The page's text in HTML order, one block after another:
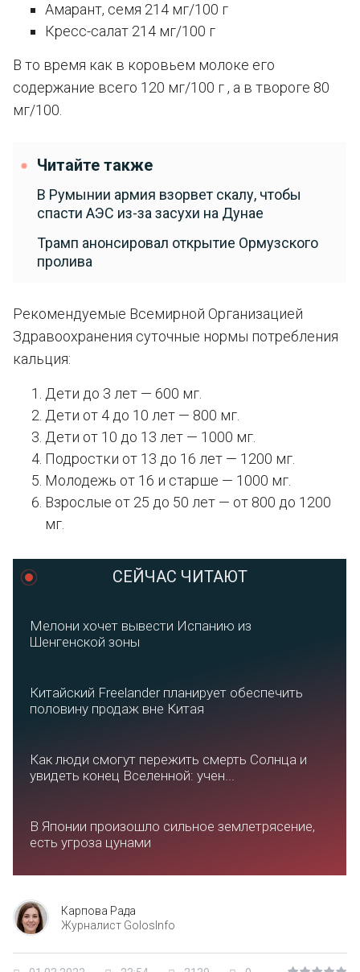
Амарант, семя 214 мг/100 г
Кресс-салат 214 мг/100 г
В то время как в коровьем молоке его
содержание всего 120 мг/100 г , а в твороге 80
мг/100.
Читайте также
В Румынии армия взорвет скалу, чтобы
спасти АЭС из-за засухи на Дунае
Трамп анонсировал открытие Ормузского
пролива
Рекомендуемые Всемирной Организацией
Здравоохранения суточные нормы потребления
кальция:
Дети до 3 лет — 600 мг.
Дети от 4 до 10 лет — 800 мг.
Дети от 10 до 13 лет — 1000 мг.
Подростки от 13 до 16 лет — 1200 мг.
Молодежь от 16 и старше — 1000 мг.
Взрослые от 25 до 50 лет — от 800 до 1200
мг.
СЕЙЧАС ЧИТАЮТ
Мелони хочет вывести Испанию из
Шенгенской зоны
Китайский Freelander планирует обеспечить
половину продаж вне Китая
Как люди смогут пережить смерть Солнца и
увидеть конец Вселенной: учен...
В Японии произошло сильное землетрясение,
есть угроза цунами
Карпова Рада
Журналист GolosInfo